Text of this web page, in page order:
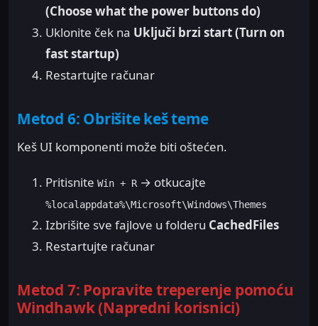
(Choose what the power buttons do)
Uklonite ček na Uključi brzi start (Turn on
fast startup)
Restartujte računar
Metod 6: Obrišite keš teme
Keš UI komponenti može biti oštećen.
Pritisnite Win + R→ otkucajte
%localappdata%\Microsoft\Windows\Themes
Izbrišite sve fajlove u folderu CachedFiles
Restartujte računar
Metod 7: Popravite treperenje pomoću
Windhawk (Napredni korisnici)